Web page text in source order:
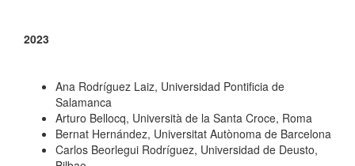
2023
Ana Rodríguez Laiz, Universidad Pontificia de
Salamanca
Arturo Bellocq, Università de la Santa Croce, Roma
Bernat Hernández, Universitat Autònoma de Barcelona
Carlos Beorlegui Rodríguez, Universidad de Deusto,